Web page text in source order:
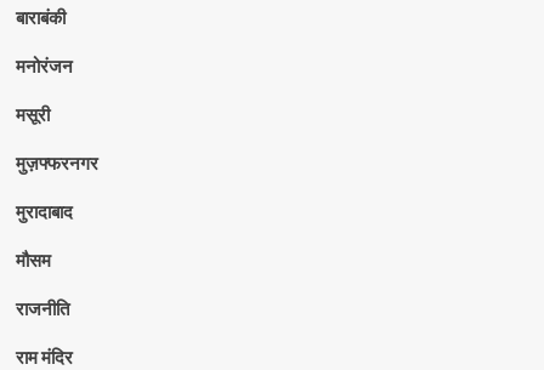
बाराबंकी
मनोरंजन
मसूरी
मुज़फ्फरनगर
मुरादाबाद
मौसम
राजनीति
राम मंदिर